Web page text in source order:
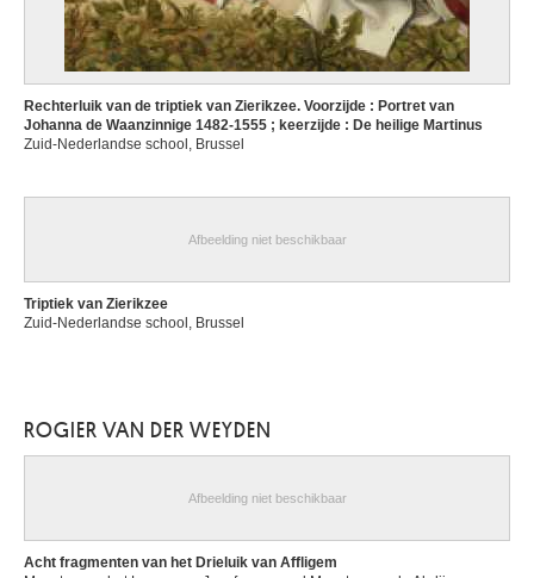
Rechterluik van de triptiek van Zierikzee. Voorzijde : Portret van
Johanna de Waanzinnige 1482-1555 ; keerzijde : De heilige Martinus
Zuid-Nederlandse school, Brussel
Afbeelding niet beschikbaar
Triptiek van Zierikzee
Zuid-Nederlandse school, Brussel
ROGIER VAN DER WEYDEN
Afbeelding niet beschikbaar
Acht fragmenten van het Drieluik van Affligem